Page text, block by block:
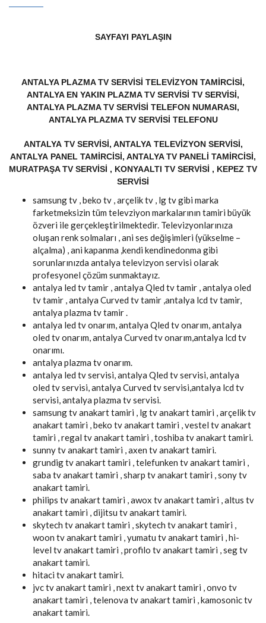
SAYFAYI PAYLAŞIN
ANTALYA PLAZMA TV SERVISI TELEVIZYON TAMIRCISI,
ANTALYA EN YAKIN PLAZMA TV SERVISI TV SERVISI,
ANTALYA PLAZMA TV SERVISI TELEFON NUMARASI,
ANTALYA PLAZMA TV SERVISI TELEFONU
ANTALYA TV SERVISI, ANTALYA TELEVIZYON SERVISI,
ANTALYA PANEL TAMIRCISI, ANTALYA TV PANELI TAMIRCISI,
MURATPAŞA TV SERVISI , KONYAALTI TV SERVISI , KEPEZ TV
SERVISI
samsung tv , beko tv , arçelik tv , lg tv gibi marka
farketmeksizin tüm televziyon markalarının tamiri büyük
özveri ile gerçekleştirilmektedir. Televizyonlarınıza
oluşan renk solmaları , ani ses değişimleri (yükselme –
alçalma) , ani kapanma ,kendi kendinedonma gibi
sorunlarınızda antalya televizyon servisi olarak
profesyonel çözüm sunmaktayız.
antalya led tv tamir , antalya Qled tv tamir , antalya oled
tv tamir , antalya Curved tv tamir ,antalya lcd tv tamir,
antalya plazma tv tamir .
antalya led tv onarım, antalya Qled tv onarım, antalya
oled tv onarım, antalya Curved tv onarım,antalya lcd tv
onarımı.
antalya plazma tv onarım.
antalya led tv servisi, antalya Qled tv servisi, antalya
oled tv servisi, antalya Curved tv servisi,antalya lcd tv
servisi, antalya plazma tv servisi.
samsung tv anakart tamiri , lg tv anakart tamiri , arçelik tv
anakart tamiri , beko tv anakart tamiri , vestel tv anakart
tamiri , regal tv anakart tamiri , toshiba tv anakart tamiri.
sunny tv anakart tamiri , axen tv anakart tamiri.
grundig tv anakart tamiri , telefunken tv anakart tamiri ,
saba tv anakart tamiri , sharp tv anakart tamiri , sony tv
anakart tamiri.
philips tv anakart tamiri , awox tv anakart tamiri , altus tv
anakart tamiri , dijitsu tv anakart tamiri.
skytech tv anakart tamiri , skytech tv anakart tamiri ,
woon tv anakart tamiri , yumatu tv anakart tamiri , hi-
level tv anakart tamiri , profilo tv anakart tamiri , seg tv
anakart tamiri.
hitaci tv anakart tamiri.
jvc tv anakart tamiri , next tv anakart tamiri , onvo tv
anakart tamiri , telenova tv anakart tamiri , kamosonic tv
anakart tamiri.